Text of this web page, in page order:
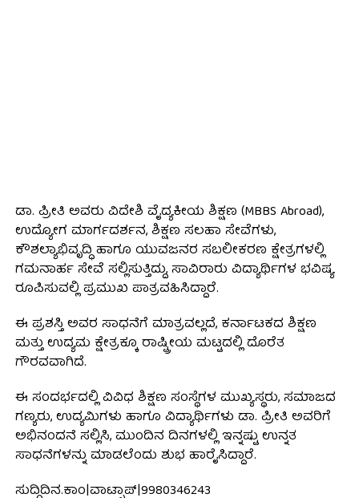
ಡಾ. ಪ್ರೀತಿ ಅವರು ವಿದೇಶಿ ವೈದ್ಯಕೀಯ ಶಿಕ್ಷಣ (MBBS Abroad),
ಉದ್ಯೋಗ ಮಾರ್ಗದರ್ಶನ, ಶಿಕ್ಷಣ ಸಲಹಾ ಸೇವೆಗಳು,
ಕೌಶಲ್ಯಾಭಿವೃದ್ಧಿ ಹಾಗೂ ಯುವಜನರ ಸಬಲೀಕರಣ ಕ್ಷೇತ್ರಗಳಲ್ಲಿ
ಗಮನಾರ್ಹ ಸೇವೆ ಸಲ್ಲಿಸುತ್ತಿದ್ದು, ಸಾವಿರಾರು ವಿದ್ಯಾರ್ಥಿಗಳ ಭವಿಷ್ಯ
ರೂಪಿಸುವಲ್ಲಿ ಪ್ರಮುಖ ಪಾತ್ರವಹಿಸಿದ್ದಾರೆ.
ಈ ಪ್ರಶಸ್ತಿ ಅವರ ಸಾಧನೆಗೆ ಮಾತ್ರವಲ್ಲದೆ, ಕರ್ನಾಟಕದ ಶಿಕ್ಷಣ
ಮತ್ತು ಉದ್ಯಮ ಕ್ಷೇತ್ರಕ್ಕೂ ರಾಷ್ಟ್ರೀಯ ಮಟ್ಟದಲ್ಲಿ ದೊರೆತ
ಗೌರವವಾಗಿದೆ.
ಈ ಸಂದರ್ಭದಲ್ಲಿ ವಿವಿಧ ಶಿಕ್ಷಣ ಸಂಸ್ಥೆಗಳ ಮುಖ್ಯಸ್ಥರು, ಸಮಾಜದ
ಗಣ್ಯರು, ಉದ್ಯಮಿಗಳು ಹಾಗೂ ವಿದ್ಯಾರ್ಥಿಗಳು ಡಾ. ಪ್ರೀತಿ ಅವರಿಗೆ
ಅಭಿನಂದನೆ ಸಲ್ಲಿಸಿ, ಮುಂದಿನ ದಿನಗಳಲ್ಲಿ ಇನ್ನಷ್ಟು ಉನ್ನತ
ಸಾಧನೆಗಳನ್ನು ಮಾಡಲೆಂದು ಶುಭ ಹಾರೈಸಿದ್ದಾರೆ.
ಸುದ್ದಿದಿನ.ಕಾಂ|ವಾಟ್ಸಾಪ್|9980346243